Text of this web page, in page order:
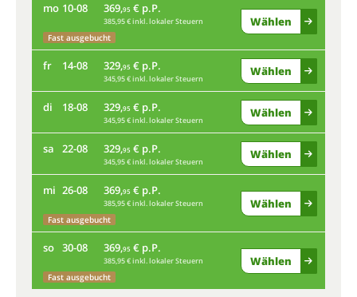
mo 10-08 369,95 € p.P.
385,95 € inkl. lokaler Steuern
Fast ausgebucht
Wählen
fr 14-08 329,95 € p.P.
345,95 € inkl. lokaler Steuern
Wählen
di 18-08 329,95 € p.P.
345,95 € inkl. lokaler Steuern
Wählen
sa 22-08 329,95 € p.P.
345,95 € inkl. lokaler Steuern
Wählen
mi 26-08 369,95 € p.P.
385,95 € inkl. lokaler Steuern
Fast ausgebucht
Wählen
so 30-08 369,95 € p.P.
385,95 € inkl. lokaler Steuern
Fast ausgebucht
Wählen